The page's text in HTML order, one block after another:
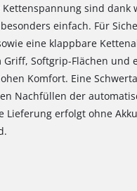
sind dank
einfach. Für
eine klappbare
Softgrip-Flächen und
Komfort. Eine
Nachfüllen der
erfolgt ohne